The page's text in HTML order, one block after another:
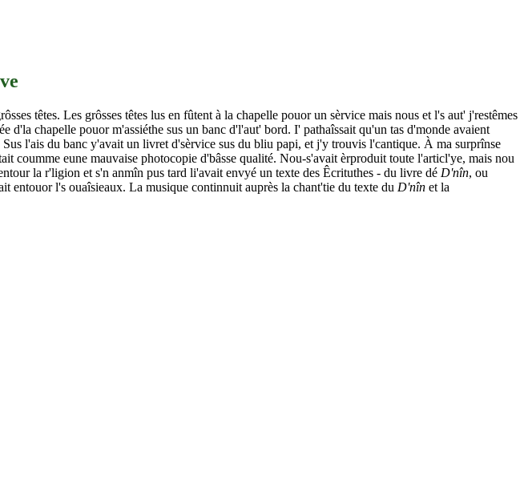
têtes. Les grôsses têtes lus en fûtent à la chapelle pouor un sèrvice mais nous et l's aut' j'restêmes
chapelle pouor m'assiéthe sus un banc d'l'aut' bord. I' pathaîssait qu'un tas d'monde avaient
l'ais du banc y'avait un livret d'sèrvice sus du bliu papi, et j'y trouvis l'cantique. À ma surprînse
coumme eune mauvaise photocopie d'bâsse qualité. Nou-s'avait èrproduit toute l'articl'ye, mais nou
la r'ligion et s'n anmîn pus tard li'avait envyé un texte des Êcrituthes - du livre dé D'nîn, ou
entouor l's ouaîsieaux. La musique continnuit auprès la chant'tie du texte du D'nîn et la